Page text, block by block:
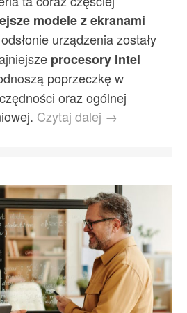
modele z ekranami
urządzenia zostały
procesory Intel
poprzeczkę w
oraz ogólnej
Czytaj dalej →